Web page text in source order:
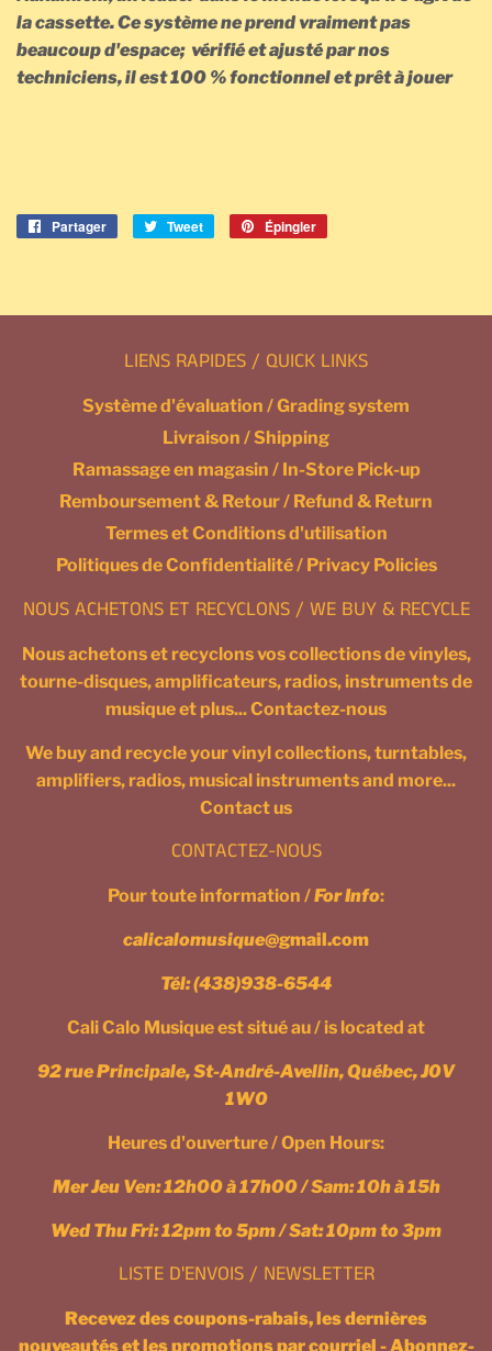
la cassette. Ce système ne prend vraiment pas
beaucoup d'espace; vérifié et ajusté par nos
techniciens, il est 100 % fonctionnel et prêt à jouer
Partager
PartagerTweet
Tweeter
Épingler
LIENS RAPIDES / QUICK LINKS
Système d'évaluation / Grading system
Livraison / Shipping
Ramassage en magasin / In-Store Pick-up
Remboursement & Retour / Refund & Return
Termes et Conditions d'utilisation
Politiques de Confidentialité / Privacy Policies
NOUS ACHETONS ET RECYCLONS / WE BUY & RECYCLE
Nous achetons et recyclons vos collections de vinyles,
tourne-disques, amplificateurs, radios, instruments de
musique et plus... Contactez-nous
We buy and recycle your vinyl collections, turntables,
amplifiers, radios, musical instruments and more...
Contact us
CONTACTEZ-NOUS
Pour toute information /For Info:
calicalomusique@gmail.com
Tél:(438)938-6544
Cali Calo Musique est situé au / is located at
92 rue Principale, St-André-Avellin, Québec, J0V
1W0
Heures d'ouverture / Open Hours:
Mer Jeu Ven: 12h00 à 17h00 / Sam: 10h à 15h
Wed Thu Fri: 12pm to 5pm / Sat: 10pm to 3pm
LISTE D'ENVOIS / NEWSLETTER
Recevez des coupons-rabais, les dernières
nouveautés et les promotions par courriel - Abonnez-